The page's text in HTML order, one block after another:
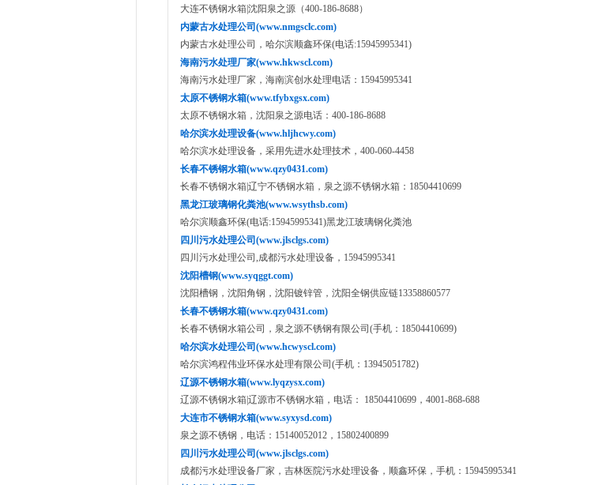
大连不锈钢水箱|沈阳泉之源（400-186-8688）
内蒙古水处理公司(www.nmgsclc.com)
内蒙古水处理公司，哈尔滨顺鑫环保(电话:15945995341)
海南污水处理厂家(www.hkwscl.com)
海南污水处理厂家，海南滨创水处理电话：15945995341
太原不锈钢水箱(www.tfybxgsx.com)
太原不锈钢水箱，沈阳泉之源电话：400-186-8688
哈尔滨水处理设备(www.hljhcwy.com)
哈尔滨水处理设备，采用先进水处理技术，400-060-4458
长春不锈钢水箱(www.qzy0431.com)
长春不锈钢水箱|辽宁不锈钢水箱，泉之源不锈钢水箱：18504410699
黑龙江玻璃钢化粪池(www.wsythsb.com)
哈尔滨顺鑫环保(电话:15945995341)黑龙江玻璃钢化粪池
四川污水处理公司(www.jlsclgs.com)
四川污水处理公司,成都污水处理设备，15945995341
沈阳槽钢(www.syqggt.com)
沈阳槽钢，沈阳角钢，沈阳镀锌管，沈阳全钢供应链13358860577
长春不锈钢水箱(www.qzy0431.com)
长春不锈钢水箱公司，泉之源不锈钢有限公司(手机：18504410699)
哈尔滨水处理公司(www.hcwyscl.com)
哈尔滨鸿程伟业环保水处理有限公司(手机：13945051782)
辽源不锈钢水箱(www.lyqzysx.com)
辽源不锈钢水箱|辽源市不锈钢水箱，电话： 18504410699，4001-868-688
大连市不锈钢水箱(www.syxysd.com)
泉之源不锈钢，电话：15140052012，15802400899
四川污水处理公司(www.jlsclgs.com)
成都污水处理设备厂家，吉林医院污水处理设备，顺鑫环保，手机：15945995341